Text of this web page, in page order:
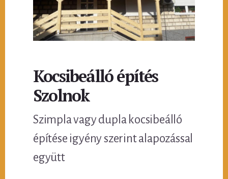
Kocsibeálló építés
Szolnok
Szimpla vagy dupla kocsibeálló
építése igyény szerint alapozással
együtt